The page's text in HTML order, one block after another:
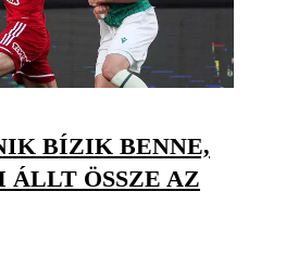
BÍZIK BENNE,
ÁLLT ÖSSZE AZ